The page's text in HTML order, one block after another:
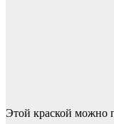
Этой краской можно